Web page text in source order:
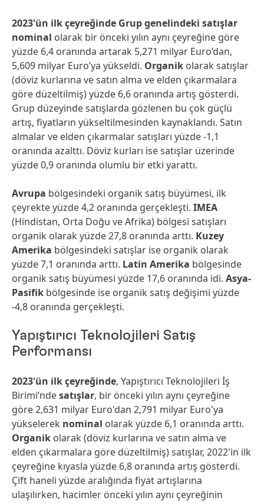
2023'ün ilk çeyreğinde Grup genelindeki satışlar
nominal olarak bir önceki yılın aynı çeyreğine göre
yüzde 6,4 oranında artarak 5,271 milyar Euro’dan,
5,609 milyar Euro’ya yükseldi. Organik olarak satışlar
(döviz kurlarına ve satın alma ve elden çıkarmalara
göre düzeltilmiş) yüzde 6,6 oranında artış gösterdi.
Grup düzeyinde satışlarda gözlenen bu çok güçlü
artış, fiyatların yükseltilmesinden kaynaklandı. Satın
almalar ve elden çıkarmalar satışları yüzde -1,1
oranında azalttı. Döviz kurları ise satışlar üzerinde
yüzde 0,9 oranında olumlu bir etki yarattı.
Avrupa bölgesindeki organik satış büyümesi, ilk
çeyrekte yüzde 4,2 oranında gerçekleşti. IMEA
(Hindistan, Orta Doğu ve Afrika) bölgesi satışları
organik olarak yüzde 27,8 oranında arttı. Kuzey
Amerika bölgesindeki satışlar ise organik olarak
yüzde 7,1 oranında arttı. Latin Amerika bölgesinde
organik satış büyümesi yüzde 17,6 oranında idi. Asya-
Pasifik bölgesinde ise organik satış değişimi yüzde
-4,8 oranında gerçekleşti.
Yapıştırıcı Teknolojileri Satış
Performansı
2023'ün ilk çeyreğinde, Yapıştırıcı Teknolojileri İş
Birimi’ndesatışlar, bir önceki yılın aynı çeyreğine
göre 2,631 milyar Euro'dan 2,791 milyar Euro'ya
yükselerek nominal olarak yüzde 6,1 oranında arttı.
Organik olarak (döviz kurlarına ve satın alma ve
elden çıkarmalara göre düzeltilmiş) satışlar, 2022'in ilk
çeyreğine kıyasla yüzde 6,8 oranında artış gösterdi.
Çift haneli yüzde aralığında fiyat artışlarına
ulaşılırken, hacimler önceki yılın aynı çeyreğinin